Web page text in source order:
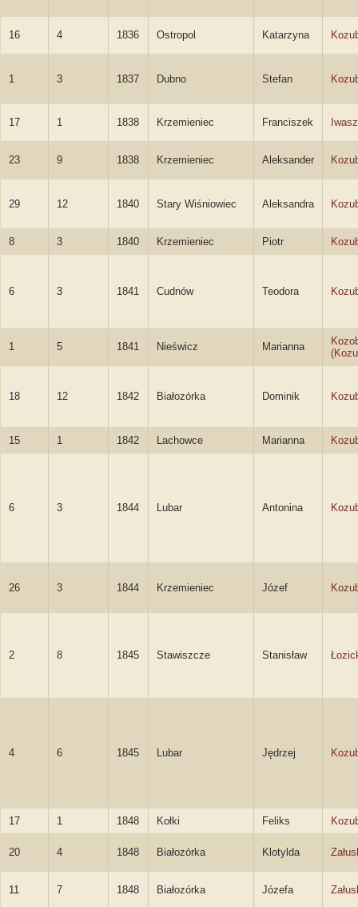
16 4 1836 Ostropol Katarzyna
1 3 1837 Dubno Stefan
17 1 1838 Krzemieniec Franciszek
23 9 1838 Krzemieniec Aleksander
29 12 1840 Stary Wiśniowiec Aleksandra
8 3 1840 Krzemieniec Piotr
6 3 1841 Cudnów Teodora
1 5 1841 Nieświcz Marianna
18 12 1842 Białozórka Dominik
15 1 1842 Lachowce Marianna
6 3 1844 Lubar Antonina
26 3 1844 Krzemieniec Józef
2 8 1845 Stawiszcze Stanisław
4 6 1845 Lubar Jędrzej
17 1 1848 Kołki Feliks
20 4 1848 Białozórka Klotylda
11 7 1848 Białozórka Józefa